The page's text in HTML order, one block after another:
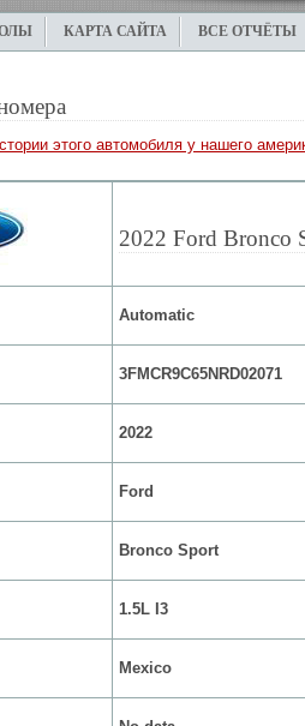
КАРТА САЙТА ВСЕ ОТЧЁТЫ
этого автомобиля у нашего
2022 Ford Bronco
Automatic
3FMCR9C65NRD02071
2022
Ford
Bronco Sport
1.5L I3
Mexico